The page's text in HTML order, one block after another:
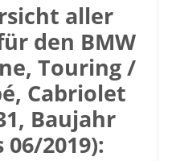
aller
den BMW
Touring /
Cabriolet
Baujahr
06/2019):